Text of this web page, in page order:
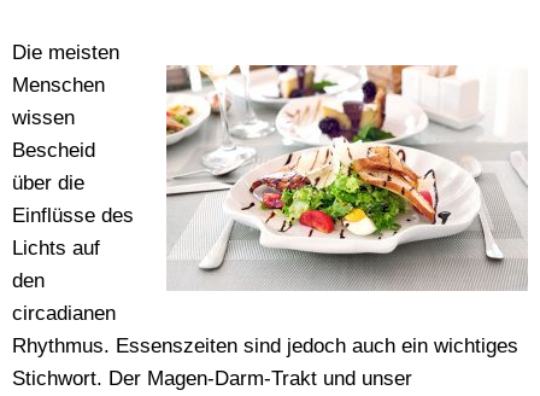
Die meisten
Menschen
wissen
Bescheid
über die
Einflüsse des
Lichts auf
den
circadianen
Rhythmus. Essenszeiten sind jedoch auch ein wichtiges
Stichwort. Der Magen-Darm-Trakt und unser